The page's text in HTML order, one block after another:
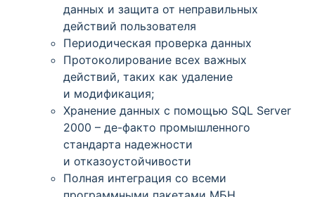
данных и защита от неправильных
действий пользователя
Периодическая проверка данных
Протоколирование всех важных
действий, таких как удаление
и модификация;
Хранение данных с помощью SQL Server
2000 – де-факто промышленного
стандарта надежности
и отказоустойчивости
Полная интеграция со всеми